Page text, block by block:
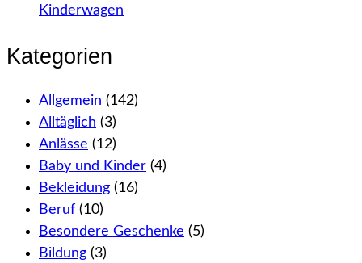
Kinderwagen
Kategorien
Allgemein (142)
Alltäglich (3)
Anlässe (12)
Baby und Kinder (4)
Bekleidung (16)
Beruf (10)
Besondere Geschenke (5)
Bildung (3)